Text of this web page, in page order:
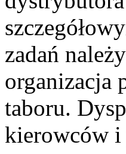
zadań
organizacja
taboru.
kierowców i